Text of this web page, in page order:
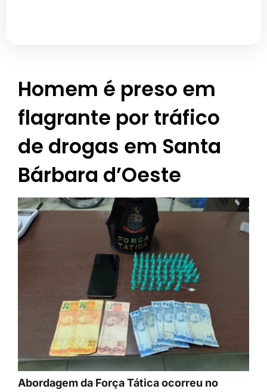
Homem é preso em
flagrante por tráfico
de drogas em Santa
Bárbara d’Oeste
Abordagem da Força Tática ocorreu no